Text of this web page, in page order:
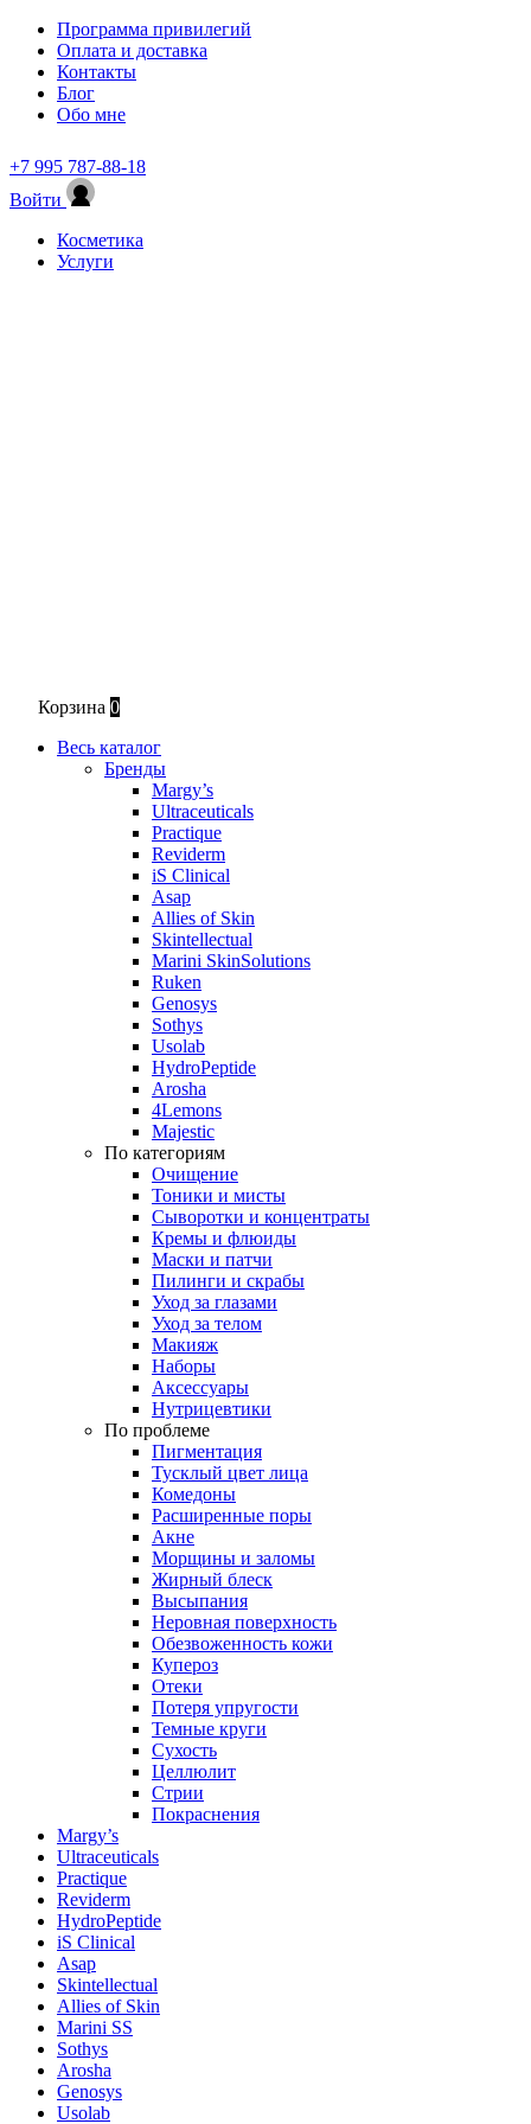
Программа привилегий
Оплата и доставка
Контакты
Блог
Обо мне
+7 995 787-88-18
Войти
Косметика
Услуги
Корзина 0
Весь каталог
Бренды
Margy’s
Ultraceuticals
Practique
Reviderm
iS Clinical
Asap
Allies of Skin
Skintellectual
Marini SkinSolutions
Ruken
Genosys
Sothys
Usolab
HydroPeptide
Arosha
4Lemons
Majestic
По категориям
Очищение
Тоники и мисты
Сыворотки и концентраты
Кремы и флюиды
Маски и патчи
Пилинги и скрабы
Уход за глазами
Уход за телом
Макияж
Наборы
Аксессуары
Нутрицевтики
По проблеме
Пигментация
Тусклый цвет лица
Комедоны
Расширенные поры
Акне
Морщины и заломы
Жирный блеск
Высыпания
Неровная поверхность
Обезвоженность кожи
Купероз
Отеки
Потеря упругости
Темные круги
Сухость
Целлюлит
Стрии
Покраснения
Margy’s
Ultraceuticals
Practique
Reviderm
HydroPeptide
iS Clinical
Asap
Skintellectual
Allies of Skin
Marini SS
Sothys
Arosha
Genosys
Usolab